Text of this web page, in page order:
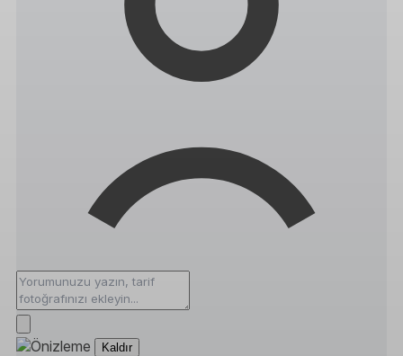
Kaldır